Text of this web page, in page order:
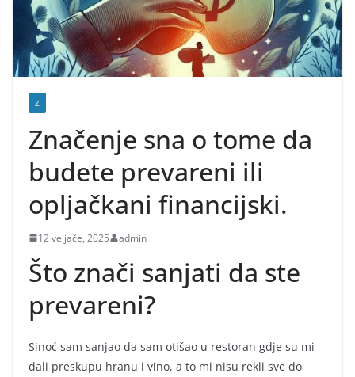
Z
Značenje sna o tome da
budete prevareni ili
opljačkani financijski.
12 veljače, 2025 admin
Što znači sanjati da ste
prevareni?
Sinoć sam sanjao da sam otišao u restoran gdje su mi
dali preskupu hranu i vino, a to mi nisu rekli sve do